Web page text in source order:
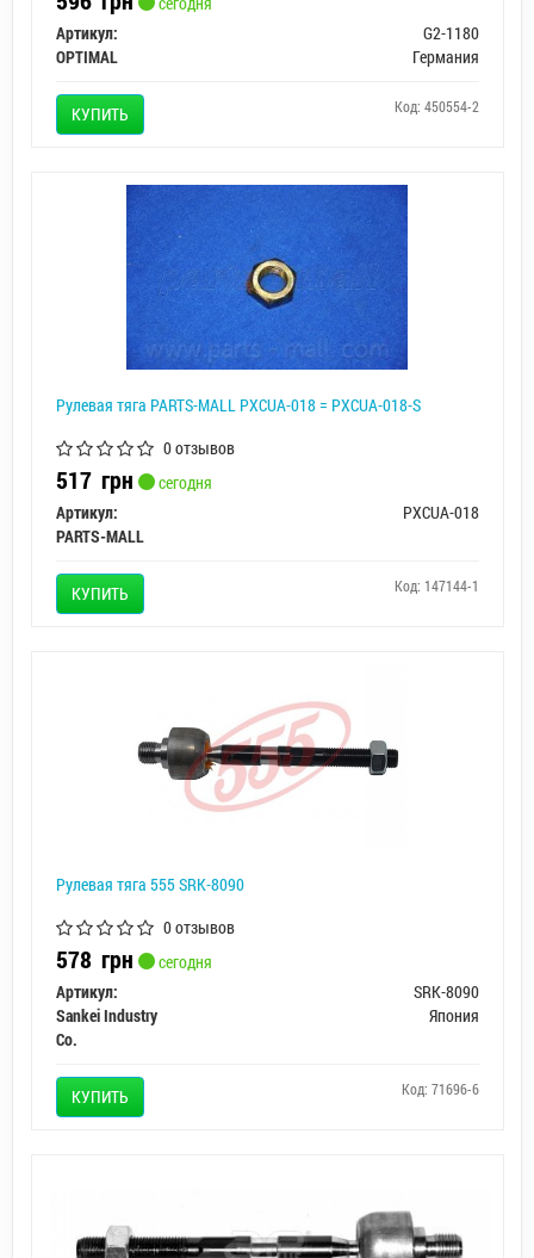
Артикул:
G2-1180
OPTIMAL
Германия
КУПИТЬ Код: 450554-2
Рулевая тяга PARTS-MALL PXCUA-018 = PXCUA-018-S
0 отзывов
517 грн
сегодня
Артикул:
PXCUA-018
PARTS-MALL
КУПИТЬ Код: 147144-1
Рулевая тяга 555 SRK-8090
0 отзывов
578 грн
сегодня
Артикул:
SRK-8090
Sankei Industry
Co.
Япония
КУПИТЬ Код: 71696-6